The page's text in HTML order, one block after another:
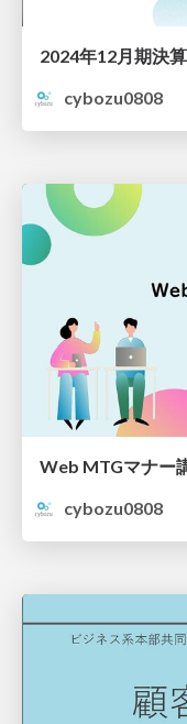
2024年12月期決
cybozu0808
cybozu0808